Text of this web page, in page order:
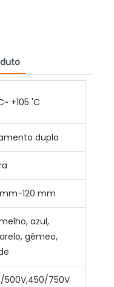
+105 'C
duplo
120 mm
azul,
gêmeo,
500V,450/750V